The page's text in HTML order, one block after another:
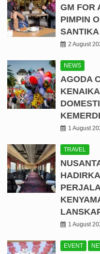
GM FOR
PIMPIN
2 August
NEWS
AGODA
1 August
TRAVEL
1 August
EVENT